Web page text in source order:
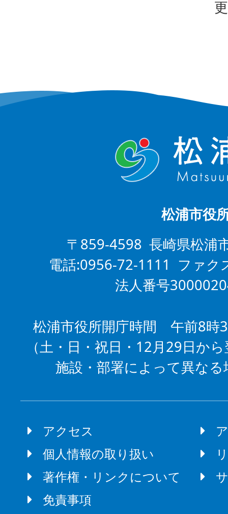
松浦市役
〒859-4598 長崎県松浦
電話:0956-72-1111 ファ
法人番号
松浦市役所開庁時間 午前8時
（土・日・祝日・12月29日か
施設・部署によって異な
アクセス
個人情報の取り扱い
著作権・リンクについて
免責事項